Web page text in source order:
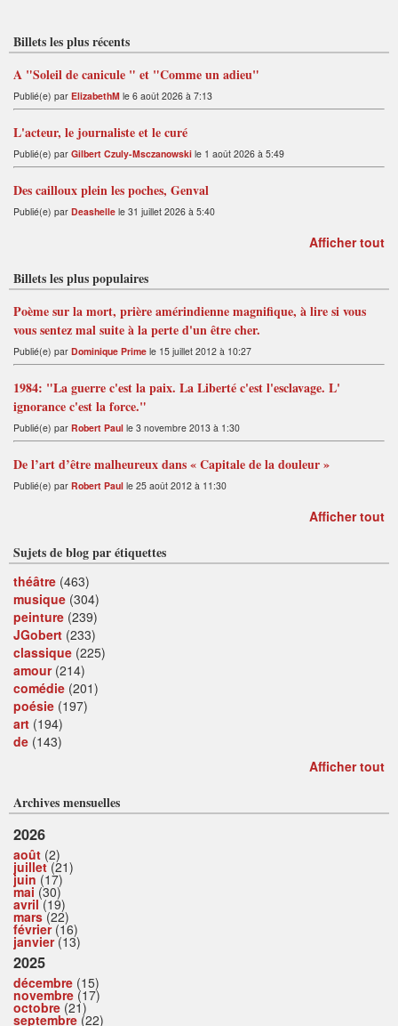
Billets les plus récents
A "Soleil de canicule " et "Comme un adieu"
Publié(e) par ElizabethM le 6 août 2026 à 7:13
L'acteur, le journaliste et le curé
Publié(e) par Gilbert Czuly-Msczanowski le 1 août 2026 à 5:49
Des cailloux plein les poches, Genval
Publié(e) par Deashelle le 31 juillet 2026 à 5:40
Afficher tout
Billets les plus populaires
Poème sur la mort, prière amérindienne magnifique, à lire si vous
vous sentez mal suite à la perte d'un être cher.
Publié(e) par Dominique Prime le 15 juillet 2012 à 10:27
1984: "La guerre c'est la paix. La Liberté c'est l'esclavage. L'
ignorance c'est la force."
Publié(e) par Robert Paul le 3 novembre 2013 à 1:30
De l’art d’être malheureux dans « Capitale de la douleur »
Publié(e) par Robert Paul le 25 août 2012 à 11:30
Afficher tout
Sujets de blog par étiquettes
théâtre (463)
musique (304)
peinture (239)
JGobert (233)
classique (225)
amour(214)
comédie (201)
poésie (197)
art (194)
de (143)
Afficher tout
Archives mensuelles
2026
août (2)
juillet(21)
juin (17)
mai (30)
avril(19)
mars(22)
février(16)
janvier(13)
2025
décembre (15)
novembre (17)
octobre (21)
septembre (22)